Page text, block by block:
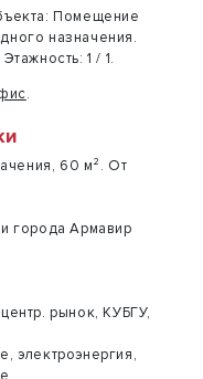
Помещение
назначения.
1 / 1.
.
60 м². От
города Армавир
рынок, КУБГУ,
электроэнергия,